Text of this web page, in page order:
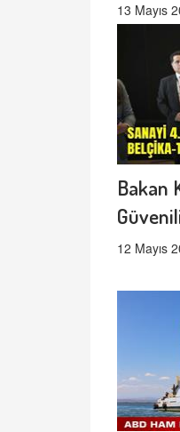
13 Mayıs
Bakan
12 Mayıs